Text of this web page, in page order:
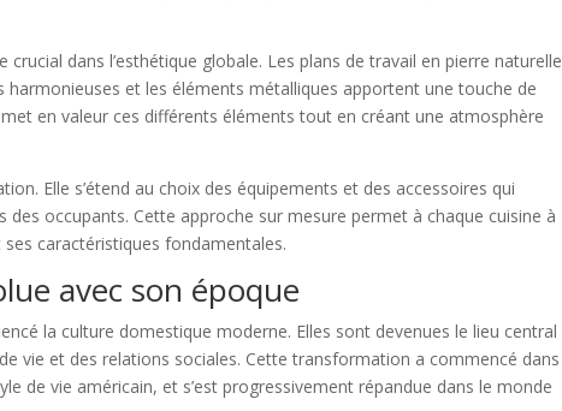
dans l’esthétique globale. Les plans de travail en pierre naturelle
et les éléments métalliques apportent une touche de
en valeur ces différents éléments tout en créant une atmosphère
Elle s’étend au choix des équipements et des accessoires qui
occupants. Cette approche sur mesure permet à chaque cuisine à
caractéristiques fondamentales.
avec son époque
la culture domestique moderne. Elles sont devenues le lieu central
vie et des relations sociales. Cette transformation a commencé dans
de vie américain, et s’est progressivement répandue dans le monde